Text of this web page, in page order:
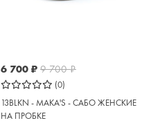
6 700 ₽ 9 700₽
(0)
13BLKN - MAKA'S - САБО ЖЕНСКИЕ
НА ПРОБКЕ